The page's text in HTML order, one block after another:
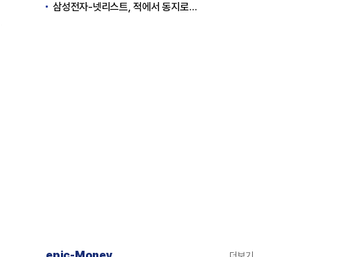
삼성전자-넷리스트, 적에서 동지로…